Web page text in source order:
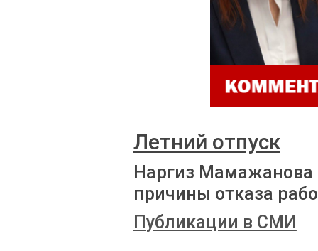
Летний отпуск
Наргиз Мамажанова
причины отказа
Публикации в СМИ